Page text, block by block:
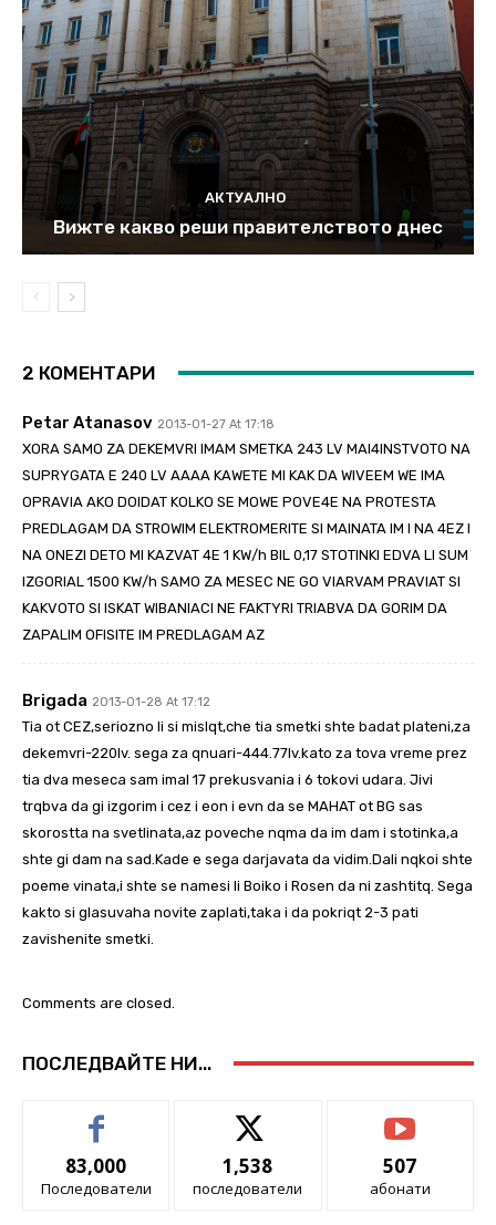
АКТУАЛНО
Вижте какво реши правителството днес
2 КОМЕНТАРИ
Petar Atanasov 2013-01-27 At 17:18
XORA SAMO ZA DEKEMVRI IMAM SMETKA 243 LV MAI4INSTVOTO NA
SUPRYGATA E 240 LV AAAA KAWETE MI KAK DA WIVEEM WE IMA
OPRAVIA AKO DOIDAT KOLKO SE MOWE POVE4E NA PROTESTA
PREDLAGAM DA STROWIM ELEKTROMERITE SI MAINATA IM I NA 4EZ I
NA ONEZI DETO MI KAZVAT 4E 1 KW/h BIL 0,17 STOTINKI EDVA LI SUM
IZGORIAL 1500 KW/h SAMO ZA MESEC NE GO VIARVAM PRAVIAT SI
KAKVOTO SI ISKAT WIBANIACI NE FAKTYRI TRIABVA DA GORIM DA
ZAPALIM OFISITE IM PREDLAGAM AZ
Brigada 2013-01-28 At 17:12
Tia ot CEZ,seriozno li si mislqt,che tia smetki shte badat plateni,za
dekemvri-220lv. sega za qnuari-444.77lv.kato za tova vreme prez
tia dva meseca sam imal 17 prekusvania i 6 tokovi udara. Jivi
trqbva da gi izgorim i cez i eon i evn da se MAHAT ot BG sas
skorostta na svetlinata,az poveche nqma da im dam i stotinka,a
shte gi dam na sad.Kade e sega darjavata da vidim.Dali nqkoi shte
poeme vinata,i shte se namesi li Boiko i Rosen da ni zashtitq. Sega
kakto si glasuvaha novite zaplati,taka i da pokriqt 2-3 pati
zavishenite smetki.
Comments are closed.
ПОСЛЕДВАЙТЕ НИ...
83,000
Последователи
1,538
последователи
507
абонати